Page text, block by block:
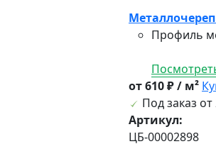
Профиль
от 610 ₽ / м²
Под заказ от
Артикул:
ЦБ-00002898